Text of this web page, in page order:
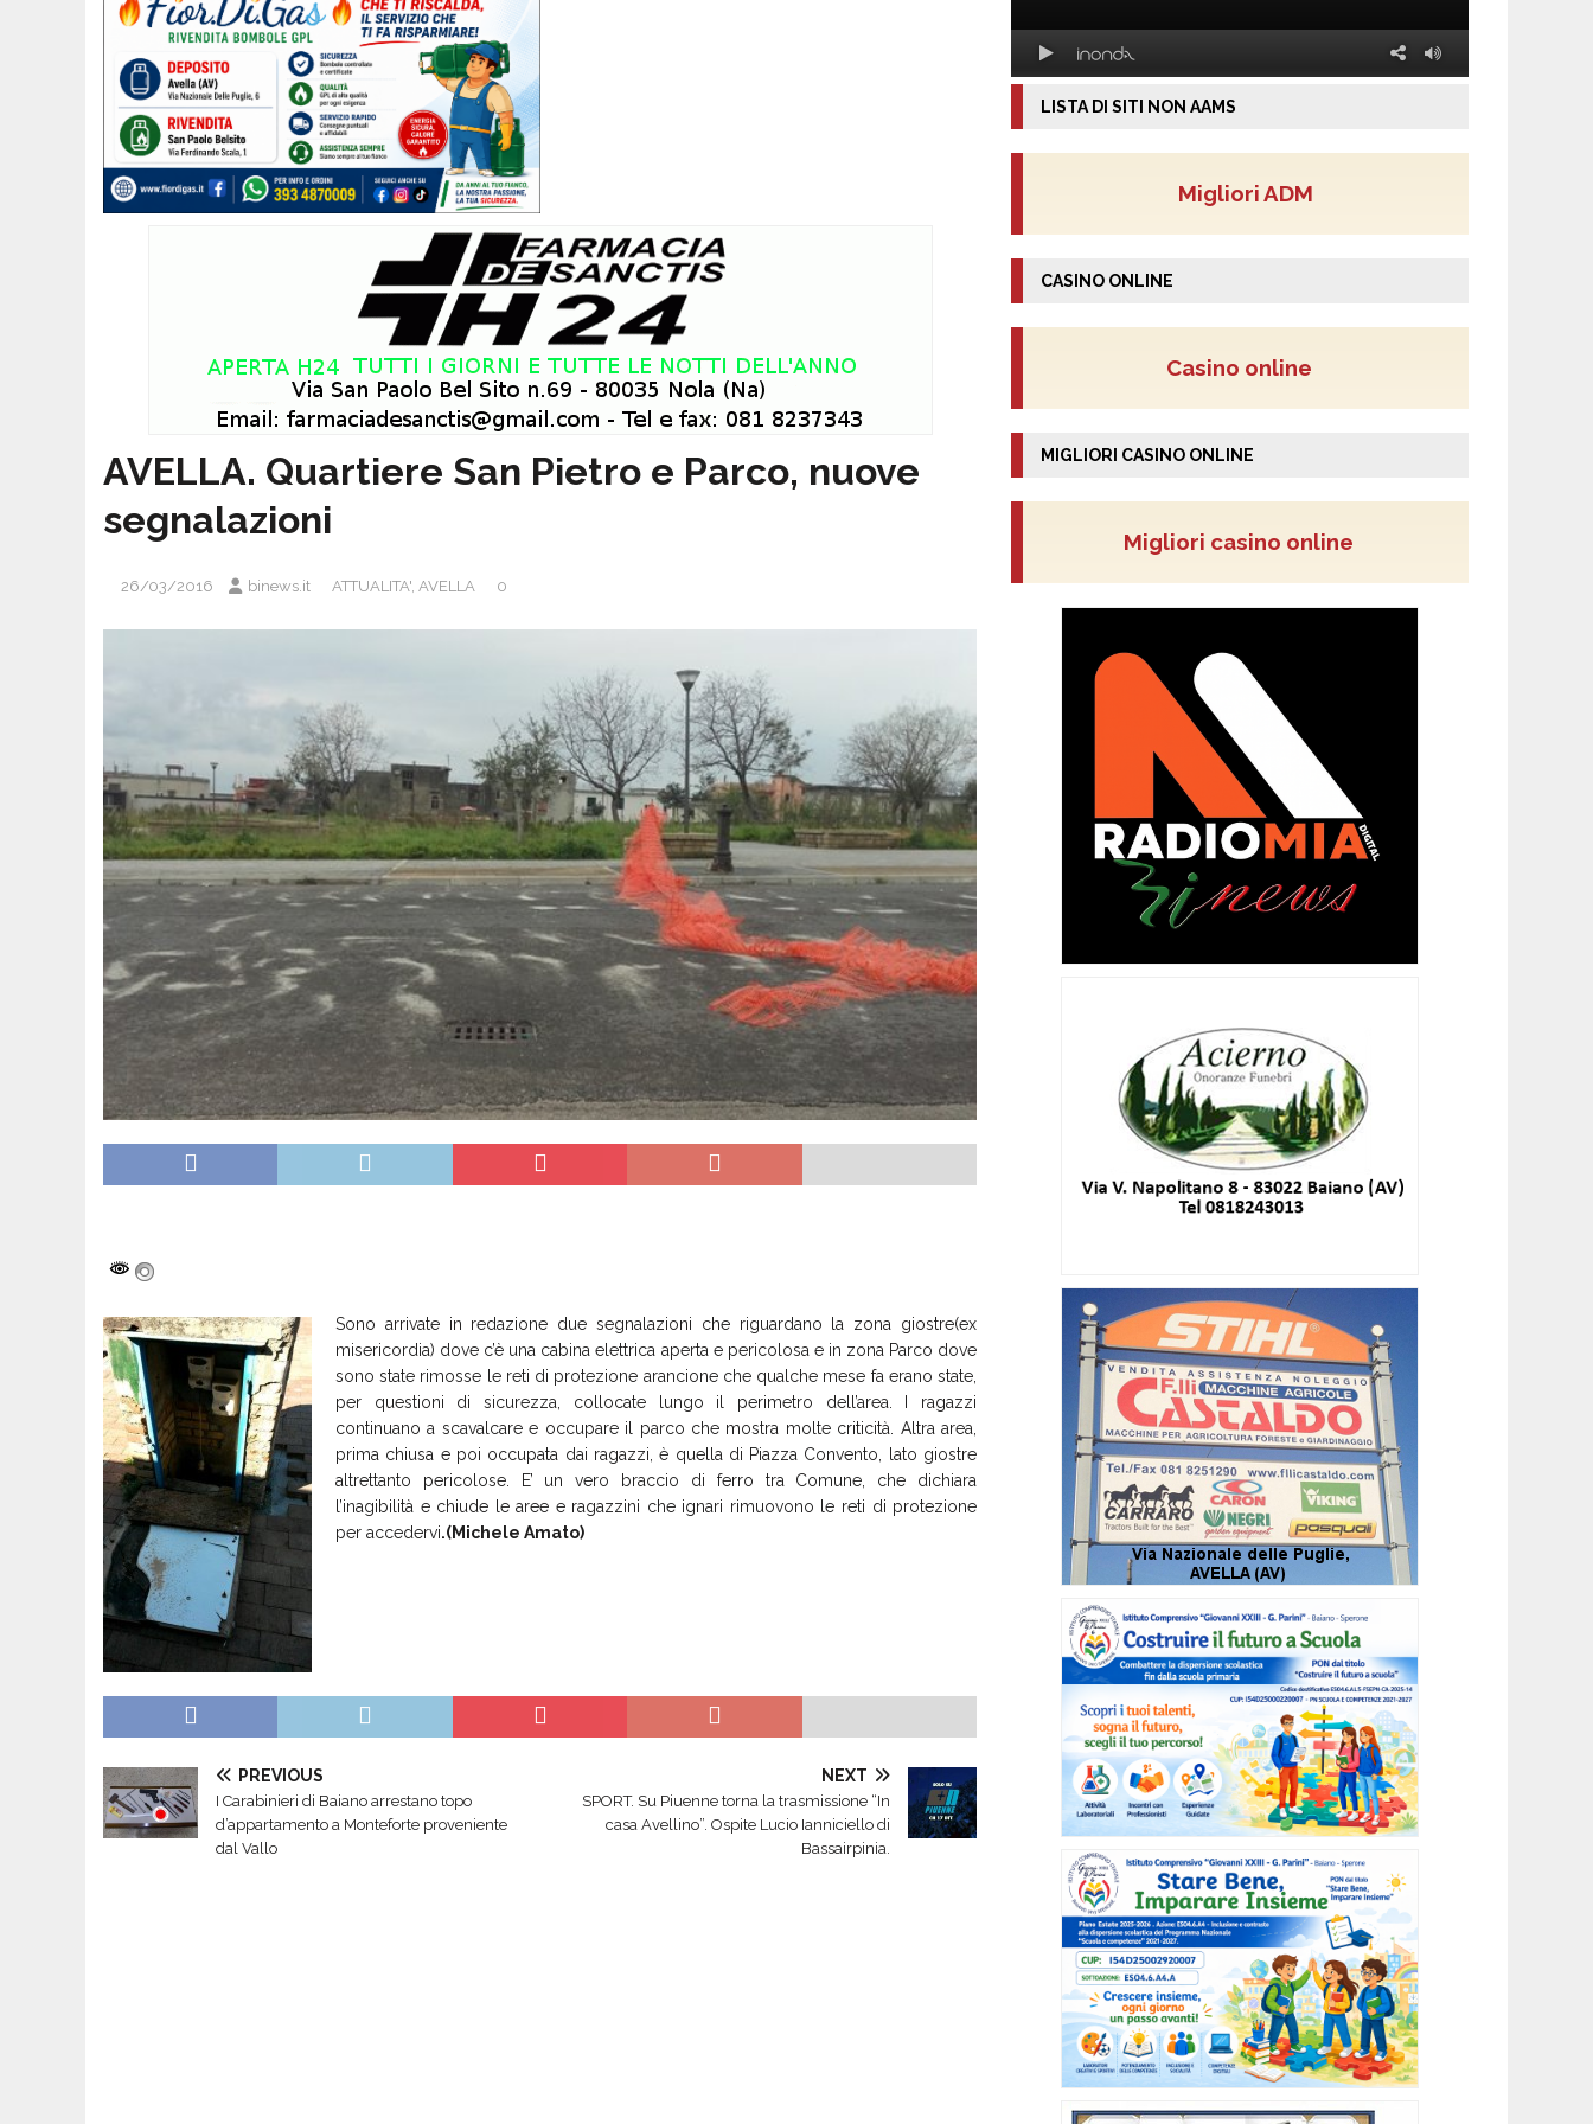
AVELLA. Quartiere San Pietro e Parco, nuove
segnalazioni
26/03/2016 binews.it ATTUALITA', AVELLA 0
Sono arrivate in redazione due segnalazioni che riguardano la zona giostre(ex
misericordia) dove c’è una cabina elettrica aperta e pericolosa e in zona Parco dove
sono state rimosse le reti di protezione arancione che qualche mese fa erano state,
per questioni di sicurezza, collocate lungo il perimetro dell’area. I ragazzi
continuano a scavalcare e occupare il parco che mostra molte criticità. Altra area,
prima chiusa e poi occupata dai ragazzi, è quella di Piazza Convento, lato giostre
altrettanto pericolose. E’ un vero braccio di ferro tra Comune, che dichiara
l’inagibilità e chiude le aree e ragazzini che ignari rimuovono le reti di protezione
per accedervi.(Michele Amato)
PREVIOUS
I Carabinieri di Baiano arrestano topo
d’appartamento a Monteforte proveniente
dal Vallo
NEXT
SPORT. Su Piuenne torna la trasmissione “In
casa Avellino”. Ospite Lucio Ianniciello di
Bassairpinia.
LISTA DI SITI NON AAMS
Migliori ADM
CASINO ONLINE
Casino online
MIGLIORI CASINO ONLINE
Migliori casino online